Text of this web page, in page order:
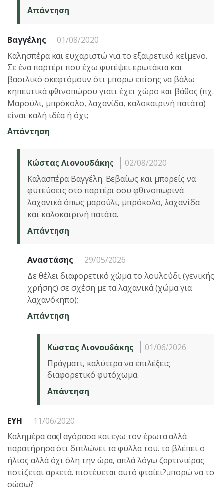
Απάντηση
Βαγγέλης
01/08/2020
Καλησπέρα και ευχαριστώ για το εξαιρετικό κείμενο.
Σε ένα παρτέρι που έχω φυτέψει ερωτάκια και
βασιλικό σκεφτόμουν ότι μπορω επίσης να βάλω
κηπευτικά φθινοπώρου γιατι έχει χώρο και βάθος (πχ.
Μαρούλι, μπρόκολο, λαχανίδα, καλοκαιρινή πατάτα)
είναι καλή ιδέα ή όχι;
Απάντηση
Κώστας Λιονουδάκης
02/08/2020
Καλασπέρα Βαγγέλη. Βεβαίως και μπορείς να
φυτεύσεις στο παρτέρι σου φθινοπωρινά
λαχανικά όπως μαρούλι, μπρόκολο, λαχανίδα
και καλοκαιρινή πατάτα.
Απάντηση
Αναστάσης
29/05/2026
Δε θέλει διαφορετικό χώμα το λουλούδι (γενικής
χρήσης) σε σχέση με τα λαχανικά (χώμα για
λαχανόκηπο);
Απάντηση
Κώστας Λιονουδάκης
01/06/2026
Πράγματι, καλύτερα να επιλέξεις
διαφορετικό φυτόχωμα.
Απάντηση
EYH
11/06/2020
Καλημέρα σας! αγόρασα και εγω τον έρωτα αλλά
παρατήρησα ότι διπλώνει τα φύλλα του. το βλέπει ο
ήλιος αλλά όχι όλη την ώρα, απλά λόγω ζαρτινιέρας
ποτίζεται αρκετά. πιστέυεται αυτό φταίει?μπορώ να το
σώσω?